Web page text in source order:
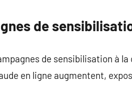
de
de sensibilisation à
en ligne augmentent,